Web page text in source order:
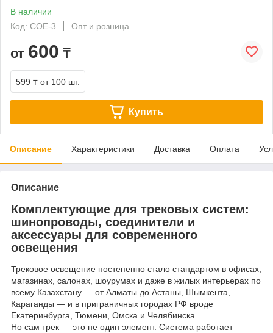
В наличии
Код: COE-3
Опт и розница
от 600 ₸
599 ₸ от 100 шт.
Купить
Описание Характеристики Доставка Оплата
Описание
Комплектующие для трековых систем:
шинопроводы, соединители и
аксессуары для современного
освещения
Трековое освещение постепенно стало стандартом в офисах,
магазинах, салонах, шоурумах и даже в жилых интерьерах по
всему Казахстану — от Алматы до Астаны, Шымкента,
Караганды — и в приграничных городах РФ вроде
Екатеринбурга, Тюмени, Омска и Челябинска.
Но сам трек — это не один элемент. Система работает